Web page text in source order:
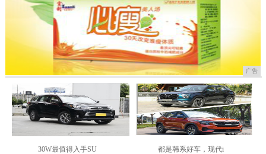
广告
30W最值得入手SU 都是韩系好车，现代i